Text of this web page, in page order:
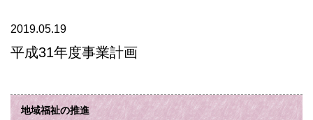
2019.05.19
平成31年度事業計画
地域福祉の推進